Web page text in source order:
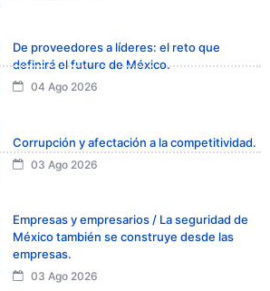
De proveedores a líderes: el reto que
definirá el futuro de México.
04 Ago 2026
Corrupción y afectación a la competitividad.
03 Ago 2026
Empresas y empresarios / La seguridad de
México también se construye desde las
empresas.
03 Ago 2026